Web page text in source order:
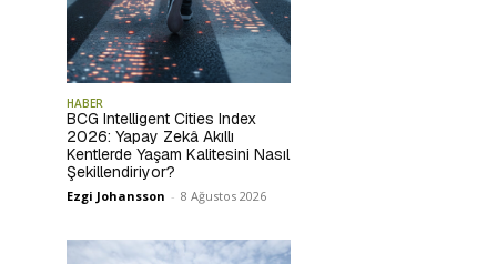
HABER
BCG Intelligent Cities Index
2026: Yapay Zekâ Akıllı
Kentlerde Yaşam Kalitesini Nasıl
Şekillendiriyor?
Ezgi Johansson - 8 Ağustos 2026